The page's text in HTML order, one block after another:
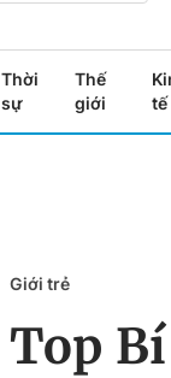
Thời
sự
Thế
giới
tế
Giới trẻ
Top